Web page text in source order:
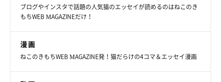
ブログやインスタで話題の人気猫のエッセイが読めるのはねこのき
もちWEB MAGAZINEだけ！
漫画
ねこのきもちWEB MAGAZINE発！猫だらけの4コマ＆エッセイ漫画